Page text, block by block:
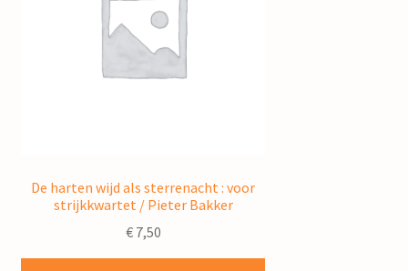
De harten wijd als sterrenacht : voor
strijkkwartet / Pieter Bakker
€7,50